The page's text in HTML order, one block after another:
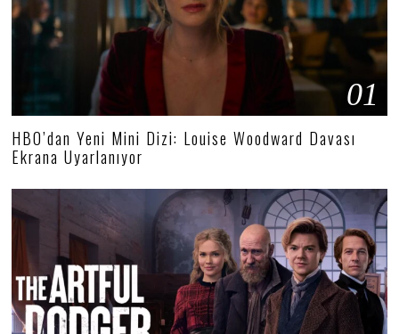
01
HBO’dan Yeni Mini Dizi: Louise Woodward Davası
Ekrana Uyarlanıyor